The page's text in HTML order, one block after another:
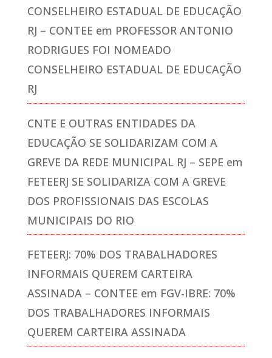
CONSELHEIRO ESTADUAL DE EDUCAÇÃO
RJ – CONTEE em PROFESSOR ANTONIO
RODRIGUES FOI NOMEADO
CONSELHEIRO ESTADUAL DE EDUCAÇÃO
RJ
CNTE E OUTRAS ENTIDADES DA
EDUCAÇÃO SE SOLIDARIZAM COM A
GREVE DA REDE MUNICIPAL RJ – SEPE em
FETEERJ SE SOLIDARIZA COM A GREVE
DOS PROFISSIONAIS DAS ESCOLAS
MUNICIPAIS DO RIO
FETEERJ: 70% DOS TRABALHADORES
INFORMAIS QUEREM CARTEIRA
ASSINADA – CONTEE em FGV-IBRE: 70%
DOS TRABALHADORES INFORMAIS
QUEREM CARTEIRA ASSINADA